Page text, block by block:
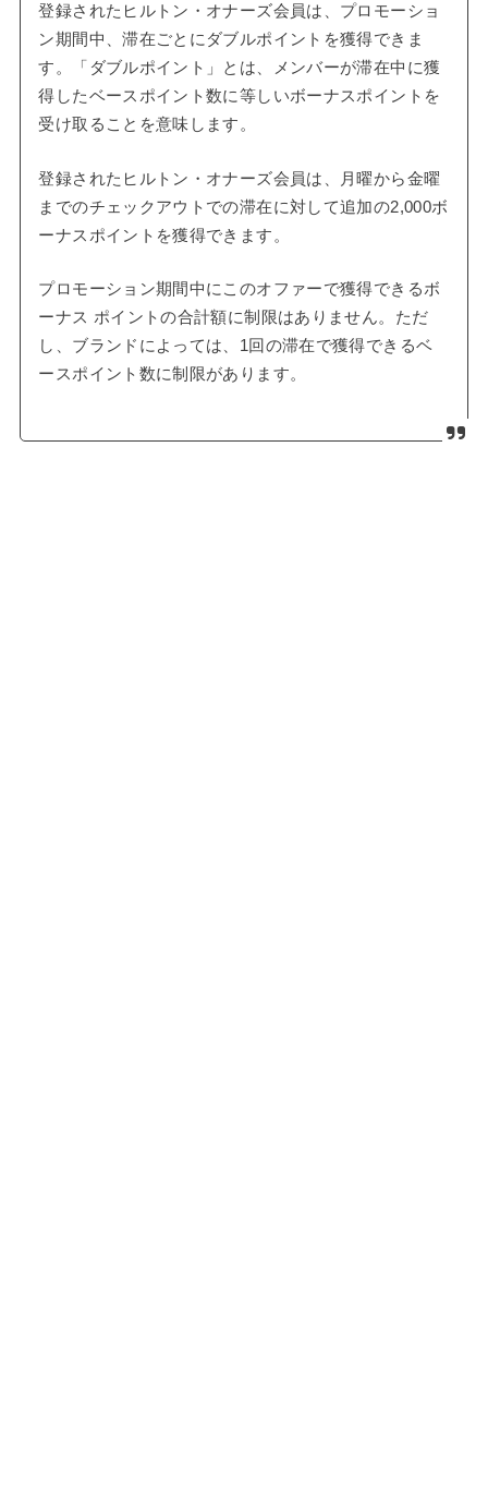
登録されたヒルトン・オナーズ会員は、プロモーショ
ン期間中、滞在ごとにダブルポイントを獲得できま
す。「ダブルポイント」とは、メンバーが滞在中に獲
得したベースポイント数に等しいボーナスポイントを
受け取ることを意味します。
登録されたヒルトン・オナーズ会員は、月曜から金曜
までのチェックアウトでの滞在に対して追加の2,000ボ
ーナスポイントを獲得できます。
プロモーション期間中にこのオファーで獲得できるボ
ーナス ポイントの合計額に制限はありません。ただ
し、ブランドによっては、1回の滞在で獲得できるベ
ースポイント数に制限があります。